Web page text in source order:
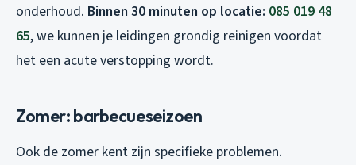
onderhoud. Binnen 30 minuten op locatie: 085 019 48
65, we kunnen je leidingen grondig reinigen voordat
het een acute verstopping wordt.
Zomer: barbecueseizoen
Ook de zomer kent zijn specifieke problemen.